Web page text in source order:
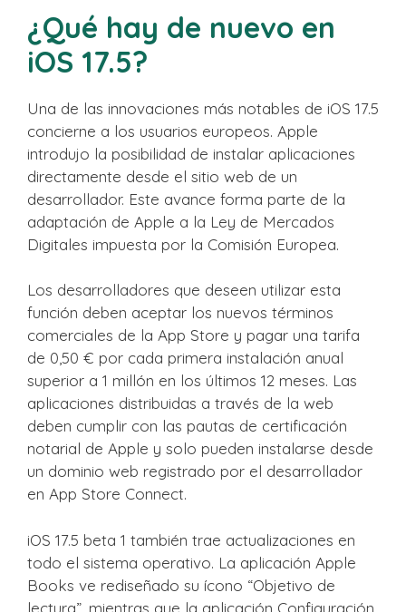
¿Qué hay de nuevo en
iOS 17.5?
Una de las innovaciones más notables de iOS 17.5
concierne a los usuarios europeos. Apple
introdujo la posibilidad de instalar aplicaciones
directamente desde el sitio web de un
desarrollador. Este avance forma parte de la
adaptación de Apple a la Ley de Mercados
Digitales impuesta por la Comisión Europea.
Los desarrolladores que deseen utilizar esta
función deben aceptar los nuevos términos
comerciales de la App Store y pagar una tarifa
de 0,50 € por cada primera instalación anual
superior a 1 millón en los últimos 12 meses. Las
aplicaciones distribuidas a través de la web
deben cumplir con las pautas de certificación
notarial de Apple y solo pueden instalarse desde
un dominio web registrado por el desarrollador
en App Store Connect.
iOS 17.5 beta 1 también trae actualizaciones en
todo el sistema operativo. La aplicación Apple
Books ve rediseñado su ícono “Objetivo de
lectura”, mientras que la aplicación Configuración